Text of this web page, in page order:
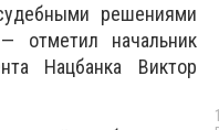
решениями
отметил начальник
Нацбанка Виктор